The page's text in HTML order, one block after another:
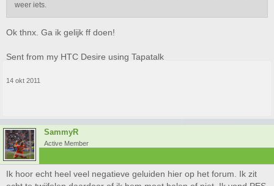
weer iets.
Ok thnx. Ga ik gelijk ff doen!
Sent from my HTC Desire using Tapatalk
14 okt 2011
SammyR
Active Member
Ik hoor echt heel veel negatieve geluiden hier op het forum. Ik zit